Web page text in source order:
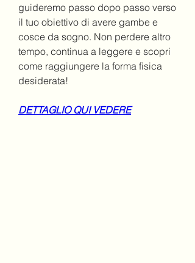
guideremo passo dopo passo verso
il tuo obiettivo di avere gambe e
cosce da sogno. Non perdere altro
tempo, continua a leggere e scopri
come raggiungere la forma fisica
desiderata!
DETTAGLIO QUI VEDERE